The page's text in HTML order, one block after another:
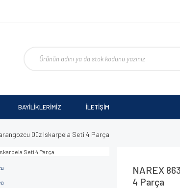
BAYİLİKLERİMİZ İLETİŞİM
Düz Iskarpela Seti 4 Parça
NAREX
4 Parça